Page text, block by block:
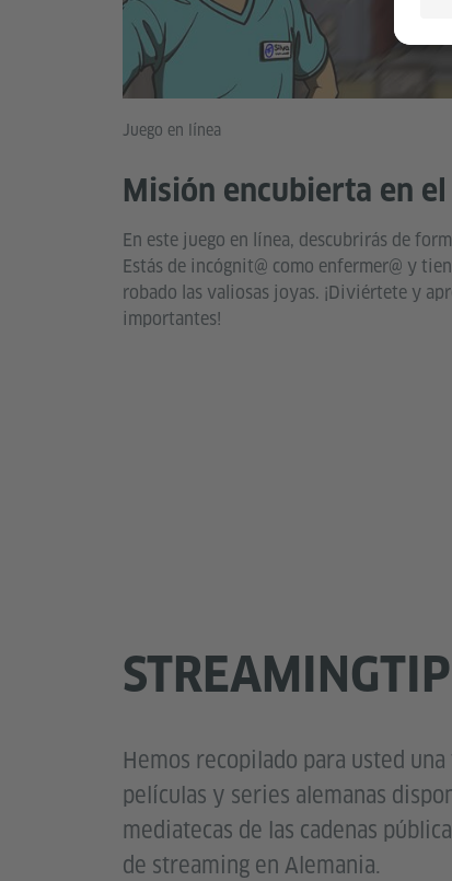
Juego en línea
Misión encubierta en el
En este juego en línea, descubrirás de
Estás de incógnit@ como enfermer@ y
robado las valiosas joyas. ¡Diviértete y
importantes!
Hemos recopilado para usted
películas y series alemanas
mediatecas de las cadenas
de streaming en Alemania.